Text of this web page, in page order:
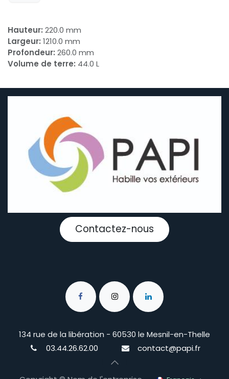
Hauteur: 220.0 mm
Largeur: 1210.0 mm
Profondeur: 260.0 mm
Volume de terre: 44.0 L
Contactez-nous
134 rue de la libération - 60530 le Mesnil-en-Thelle
03.44.26.62.00
contact@papi.fr